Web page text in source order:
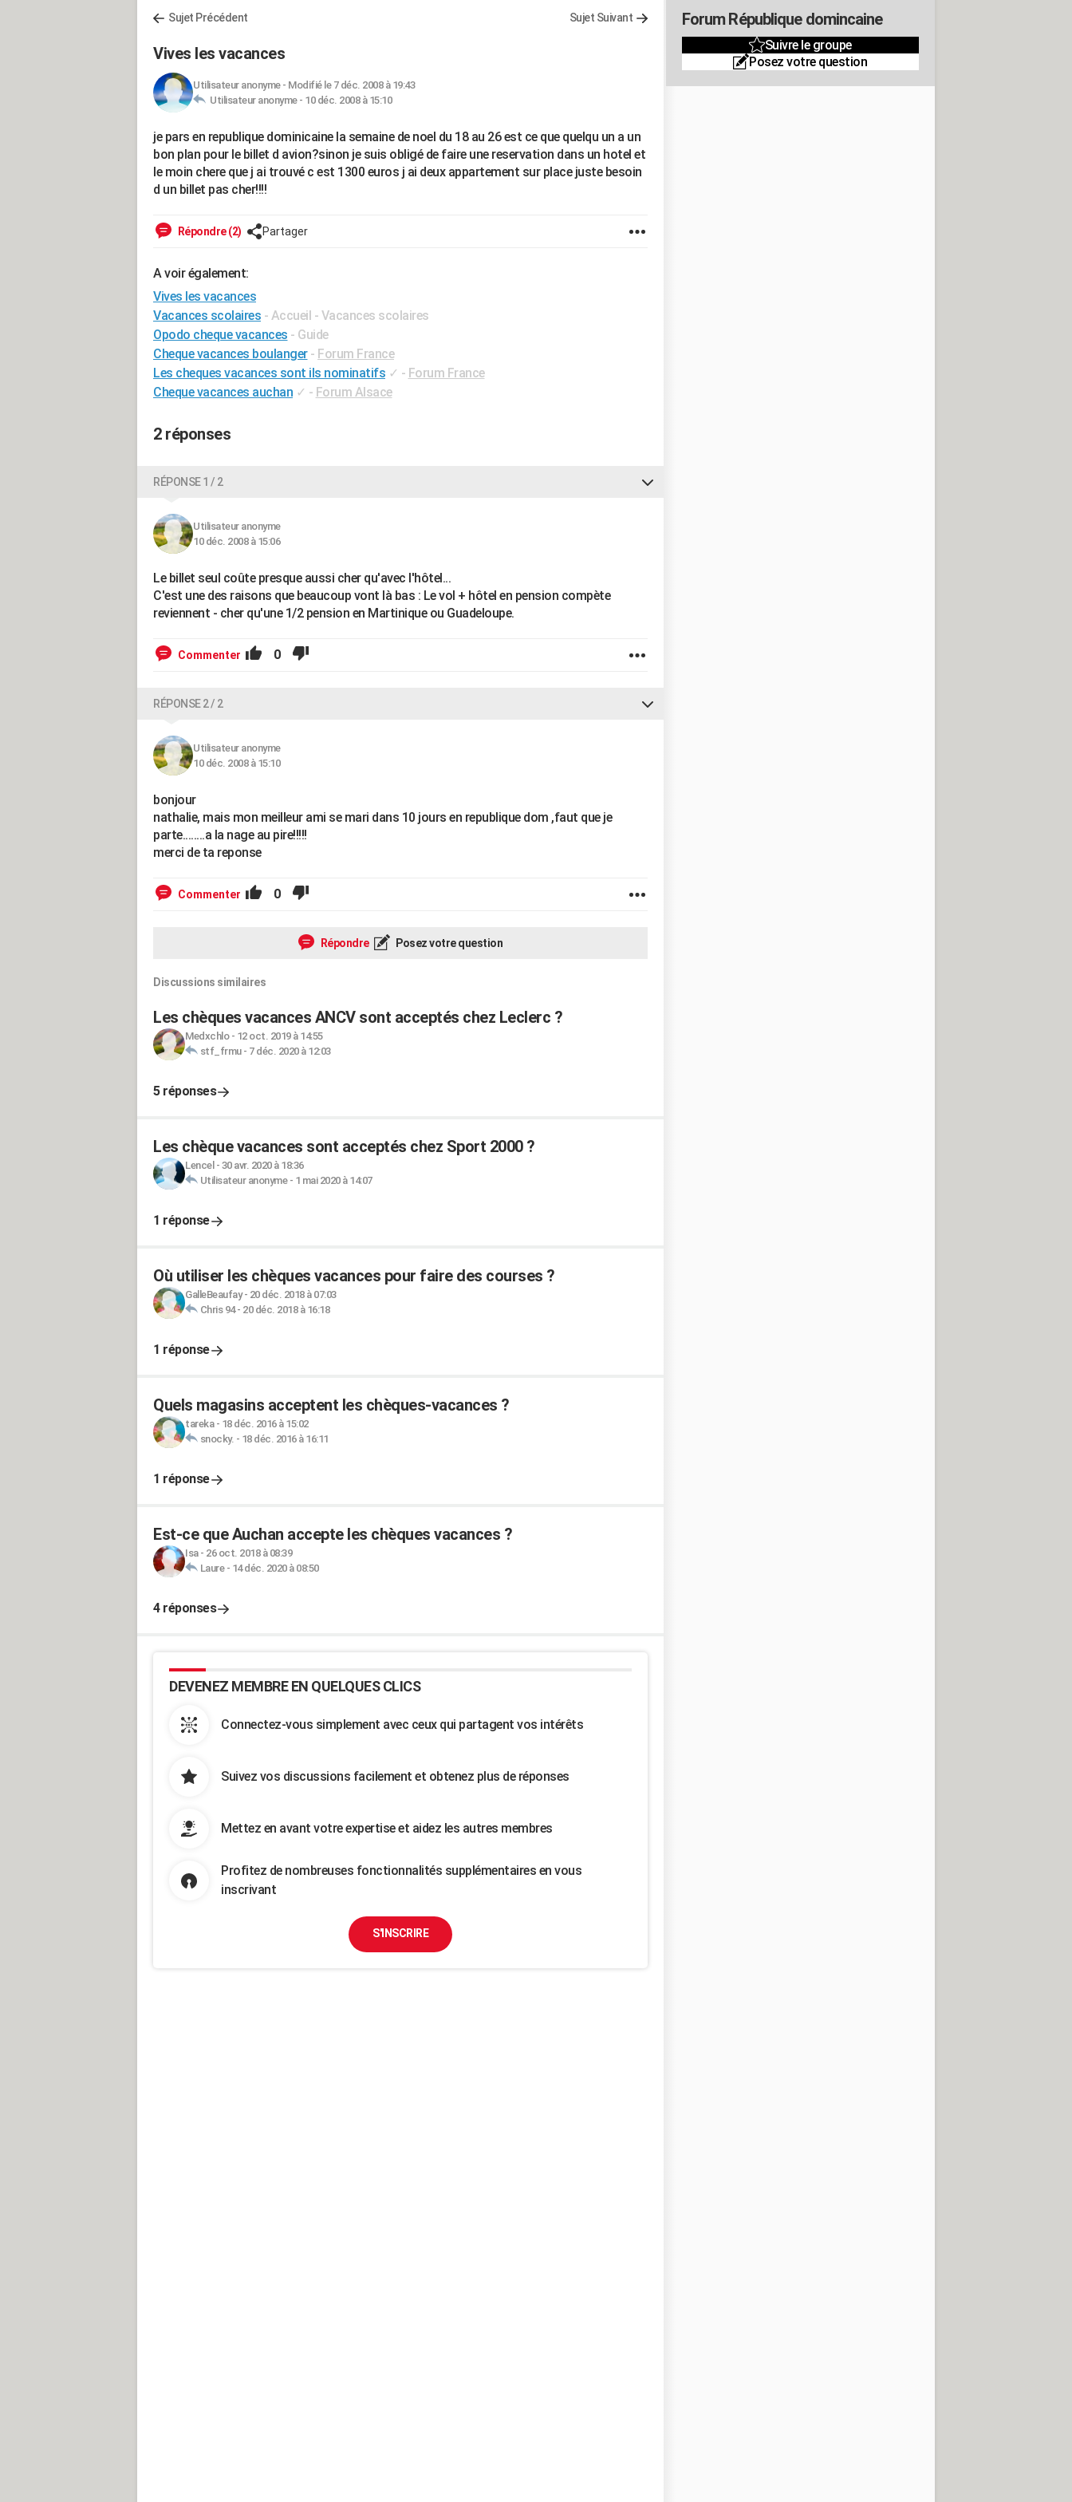
Sujet Précédent Sujet Suivant
Vives les vacances
Utilisateur anonyme- Modifié le 7 déc. 2008 à 19:43
Utilisateur anonyme - 10 déc. 2008 à 15:10
je pars en republique dominicaine la semaine de noel du 18 au 26 est ce que quelqu un a un
bon plan pour le billet d avion?sinon je suis obligé de faire une reservation dans un hotel et
le moin chere que j ai trouvé c est 1300 euros j ai deux appartement sur place juste besoin
d un billet pas cher!!!!
Répondre (2) Partager
A voir également:
Vives les vacances
Vacances scolaires - Accueil - Vacances scolaires
Opodo cheque vacances - Guide
Cheque vacances boulanger - Forum France
Les cheques vacances sont ils nominatifs ✓ - Forum France
Cheque vacances auchan ✓ - Forum Alsace
2 réponses
RÉPONSE 1 / 2
Utilisateur anonyme
10 déc. 2008 à 15:06
Le billet seul coûte presque aussi cher qu'avec l'hôtel...
C'est une des raisons que beaucoup vont là bas : Le vol + hôtel en pension compète
reviennent - cher qu'une 1/2 pension en Martinique ou Guadeloupe.
Commenter 0
RÉPONSE 2 / 2
Utilisateur anonyme
10 déc. 2008 à 15:10
bonjour
nathalie, mais mon meilleur ami se mari dans 10 jours en republique dom ,faut que je
parte........a la nage au pire!!!!!
merci de ta reponse
Commenter 0
Répondre Posez votre question
Discussions similaires
Les chèques vacances ANCV sont acceptés chez Leclerc ?
Medxchlo- 12 oct. 2019 à 14:55
stf_frmu- 7 déc. 2020 à 12:03
5 réponses
Les chèque vacances sont acceptés chez Sport 2000 ?
Lencel - 30 avr. 2020 à 18:36
Utilisateur anonyme- 1 mai 2020 à 14:07
1 réponse
Où utiliser les chèques vacances pour faire des courses ?
GalleBeaufay- 20 déc. 2018 à 07:03
Chris 94- 20 déc. 2018 à 16:18
1 réponse
Quels magasins acceptent les chèques-vacances ?
tareka- 18 déc. 2016 à 15:02
snocky. - 18 déc. 2016 à 16:11
1 réponse
Est-ce que Auchan accepte les chèques vacances ?
Isa- 26 oct. 2018 à 08:39
Laure- 14 déc. 2020 à 08:50
4 réponses
DEVENEZ MEMBRE EN QUELQUES CLICS
Connectez-vous simplement avec ceux qui partagent vos intérêts
Suivez vos discussions facilement et obtenez plus de réponses
Mettez en avant votre expertise et aidez les autres membres
Profitez de nombreuses fonctionnalités supplémentaires en vous
inscrivant
S'INSCRIRE
Forum République domincaine
Suivre le groupe
Posez votre question